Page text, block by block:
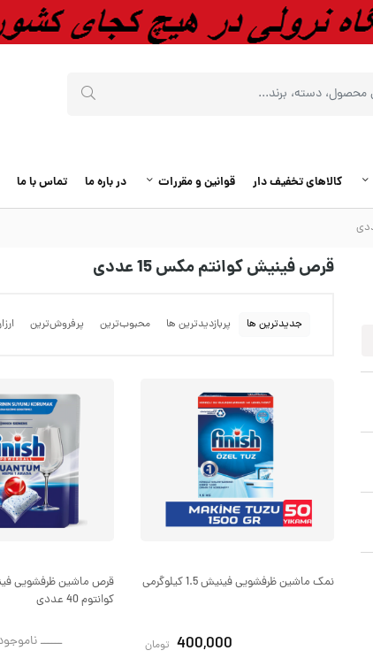
کالاهای تخفیف دار قوانین و مقررات در باره ما تماس با ما
قرص فینیش کوانتم مکس 15 عددی
جدیدترین ها پربازدیدترین ها محبوب‌‌ترین پرفروش‌ترین
نمک ماشین ظرفشویی فینیش 1.5 کیلوگرمی
400,000 تومان
قرص ماشین ظرفشویی
کوانتوم 40 عددی
ــــــ